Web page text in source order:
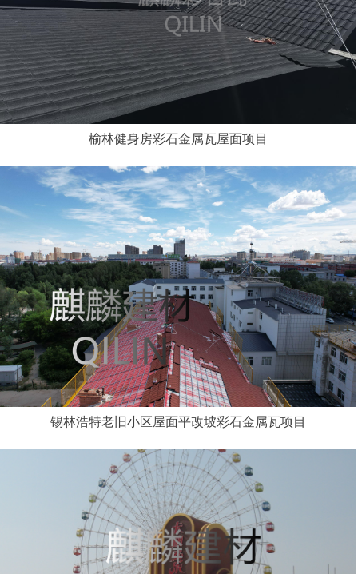
榆林健身房彩石金属瓦屋面项目
锡林浩特老旧小区屋面平改坡彩石金属瓦项目